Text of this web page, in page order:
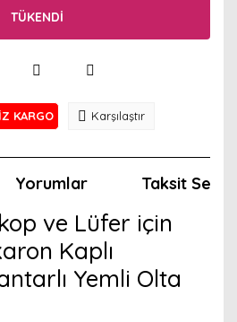
TÜKENDİ
KARGO Karşılaştır
Yorumlar Taksit
ve Lüfer için
Kaplı
Yemli Olta